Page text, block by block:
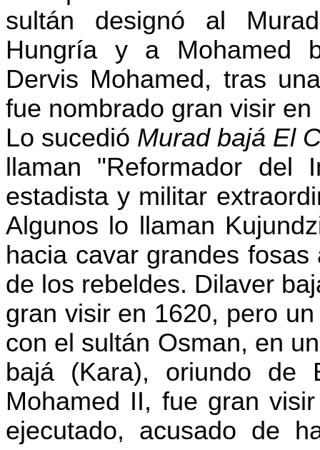
sultán designó al
Hungría y a Mohamed
Dervis Mohamed, tras
fue nombrado gran visir
Lo sucedió Murad bajá El
llaman "Reformador del
estadista y militar
Algunos lo llaman
hacia cavar grandes
de los rebeldes. Dilaver
gran visir en 1620, pero
con el sultán Osman, en
bajá (Kara), oriundo de
Mohamed II, fue gran
ejecutado, acusado de